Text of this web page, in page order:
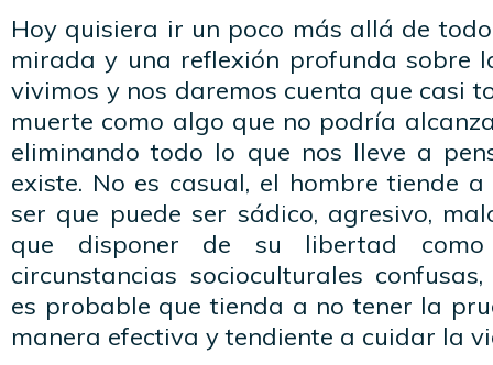
Hoy quisiera ir un poco más allá de
mirada y una reflexión profunda sobre
vivimos y nos daremos cuenta que casi
muerte como algo que no podría
eliminando todo lo que nos lleve a
existe. No es casual, el hombre tiende
ser que puede ser sádico, agresivo,
que disponer de su libertad
circunstancias socioculturales
es probable que tienda a no tener la
manera efectiva y tendiente a cuidar la